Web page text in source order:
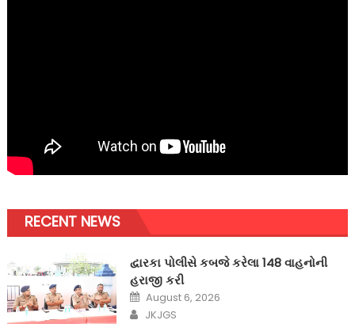
RECENT NEWS
દ્વારકા પોલીસે કબજે કરેલા 148 વાહનોની
હરાજી કરી
Posted
on
August 6, 2026
Author
JKJGS